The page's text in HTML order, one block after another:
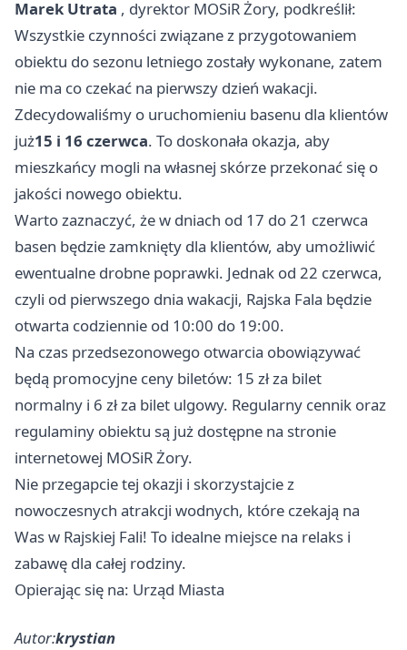
Marek Utrata , dyrektor MOSiR Żory, podkreślił:
Wszystkie czynności związane z przygotowaniem
obiektu do sezonu letniego zostały wykonane, zatem
nie ma co czekać na pierwszy dzień wakacji.
Zdecydowaliśmy o uruchomieniu basenu dla klientów
już15 i 16 czerwca. To doskonała okazja, aby
mieszkańcy mogli na własnej skórze przekonać się o
jakości nowego obiektu.
Warto zaznaczyć, że w dniach od 17 do 21 czerwca
basen będzie zamknięty dla klientów, aby umożliwić
ewentualne drobne poprawki. Jednak od 22 czerwca,
czyli od pierwszego dnia wakacji, Rajska Fala będzie
otwarta codziennie od 10:00 do 19:00.
Na czas przedsezonowego otwarcia obowiązywać
będą promocyjne ceny biletów: 15 zł za bilet
normalny i 6 zł za bilet ulgowy. Regularny cennik oraz
regulaminy obiektu są już dostępne na stronie
internetowej MOSiR Żory.
Nie przegapcie tej okazji i skorzystajcie z
nowoczesnych atrakcji wodnych, które czekają na
Was w Rajskiej Fali! To idealne miejsce na relaks i
zabawę dla całej rodziny.
Opierając się na: Urząd Miasta
Autor:krystian